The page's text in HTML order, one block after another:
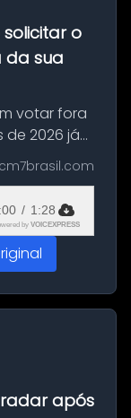
o
da sua
votar fora
de 2026 já
a partir
pode ser
cm7brasil.com
/ 1:28
by VOICEXPRESS
após